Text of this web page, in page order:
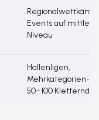
Events auf
Niveau
Hallenligen,
Mehrkategorien-
50–100 Kletternden